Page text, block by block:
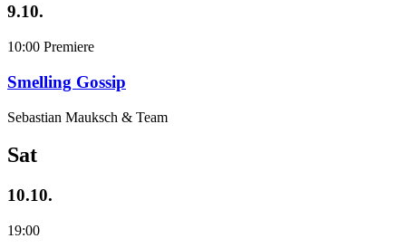
9.10.
10:00 Premiere
Smelling Gossip
Sebastian Mauksch & Team
Sat
10.10.
19:00